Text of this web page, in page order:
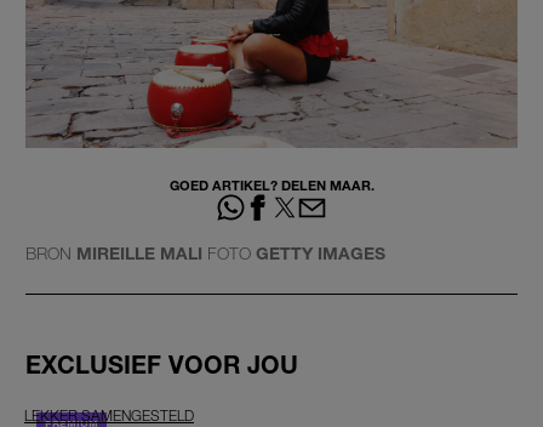
GOED ARTIKEL? DELEN MAAR.
BRON MIREILLE MALI FOTO GETTY IMAGES
EXCLUSIEF VOOR JOU
LEKKER SAMENGESTELD